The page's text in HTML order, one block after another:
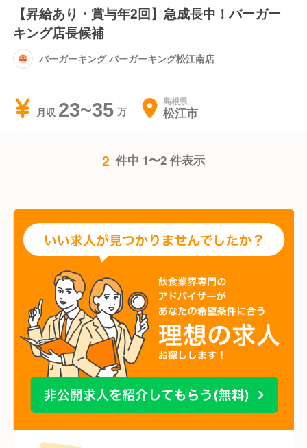
【昇給あり・賞与年2回】急成長中！バーガー
キング店長候補
バーガーキング バーガーキング松江南店
月収 23~35 島根県
松江市
2 件中 1〜2 件表示